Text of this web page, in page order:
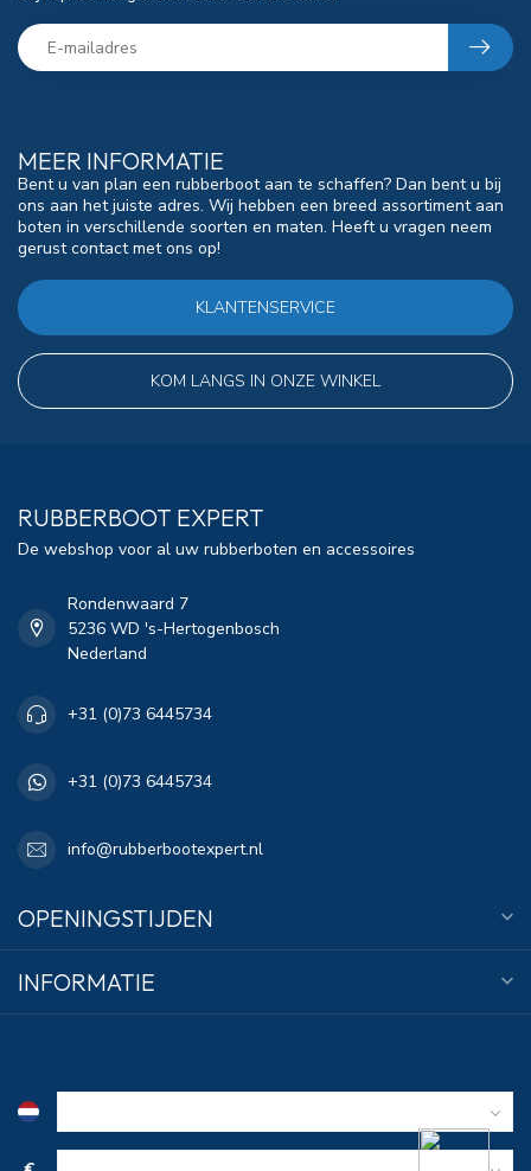
MEER INFORMATIE
Bent u van plan een rubberboot aan te schaffen? Dan bent u bij
ons aan het juiste adres. Wij hebben een breed assortiment aan
boten in verschillende soorten en maten. Heeft u vragen neem
gerust contact met ons op!
KLANTENSERVICE
KOM LANGS IN ONZE WINKEL
RUBBERBOOT EXPERT
De webshop voor al uw rubberboten en accessoires
Rondenwaard 7
5236 WD 's-Hertogenbosch
Nederland
+31 (0)73 6445734
+31 (0)73 6445734
info@rubberbootexpert.nl
OPENINGSTIJDEN
INFORMATIE